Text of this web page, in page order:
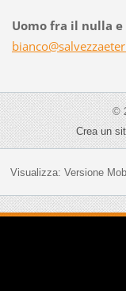
Uomo fra il nulla
bianco@salvezzae
©
Crea un
Visualizza: Versione